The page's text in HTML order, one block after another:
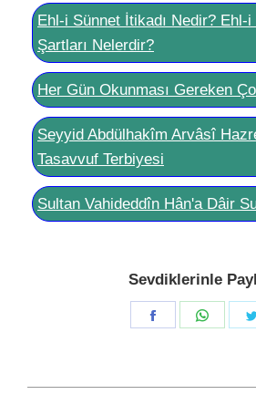
Ehl-i Sünnet İtikadı Nedir? Ehl-i
Şartları Nelerdir?
Her Gün Okunması Gereken
Seyyid Abdülhakîm Arvâsî
Tasavvuf Terbiyesi
Sultan Vahideddîn Hân'a Dâir
Sevdiklerinle
Share
Share